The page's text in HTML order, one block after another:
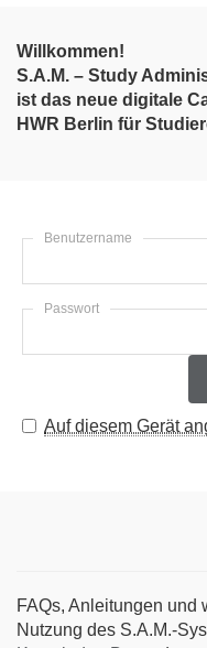
Willkommen!
S.A.M. – Study
ist das neue digitale
HWR Berlin für
Benutzername
Passwort
Auf diesem Gerät
FAQs, Anleitungen und
Nutzung des S.A.M.-